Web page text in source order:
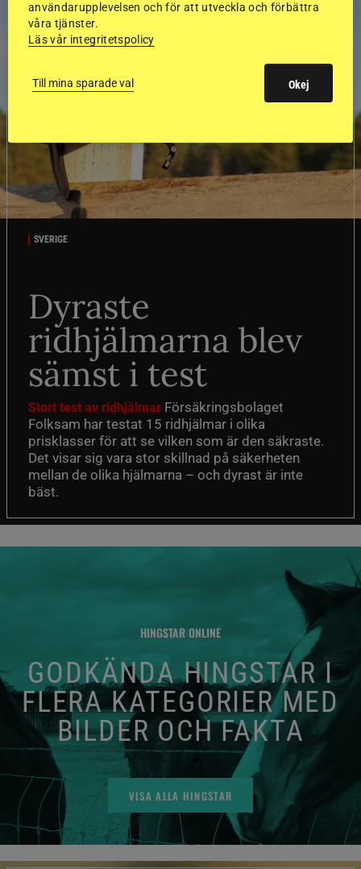
SVERIGE
Dyraste
ridhjälmarna blev
sämst i test
Stort test av ridhjälmar Försäkringsbolaget
Folksam har testat 15 ridhjälmar i olika
prisklasser för att se vilken som är den säkraste.
Det visar sig vara stor skillnad på säkerheten
mellan de olika hjälmarna – och dyrast är inte
bäst.
HINGSTAR ONLINE
GODKÄNDA HINGSTAR I
FLERA KATEGORIER MED
BILDER OCH FAKTA
VISA ALLA HINGSTAR
användarupplevelsen och för att utveckla och förbättra
våra tjänster.
Läs vår integritetspolicy
Till mina sparade val Okej